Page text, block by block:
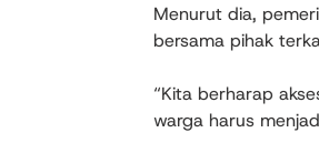
Menurut dia,
bersama pihak
“Kita berharap
warga harus